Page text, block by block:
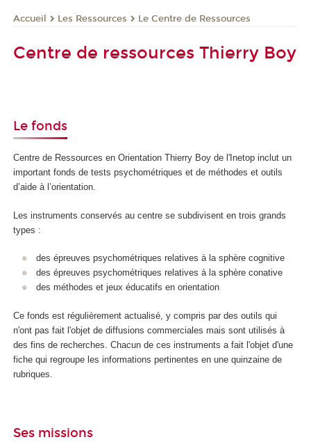
Accueil Les Ressources Le Centre de Ressources
Centre de ressources Thierry Boy
Le fonds
Centre de Ressources en Orientation Thierry Boy de l'Inetop inclut un
important fonds de tests psychométriques et de méthodes et outils
d’aide à l’orientation.
Les instruments conservés au centre se subdivisent en trois grands
types :
des épreuves psychométriques relatives à la sphère cognitive
des épreuves psychométriques relatives à la sphère conative
des méthodes et jeux éducatifs en orientation
Ce fonds est régulièrement actualisé, y compris par des outils qui
n'ont pas fait l'objet de diffusions commerciales mais sont utilisés à
des fins de recherches. Chacun de ces instruments a fait l'objet d'une
fiche qui regroupe les informations pertinentes en une quinzaine de
rubriques.
Ses missions